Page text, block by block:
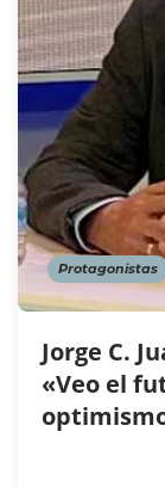
Protagonistas
Jorge C.
«Veo el